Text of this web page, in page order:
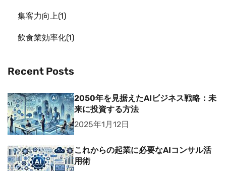
集客力向上 1
飲食業効率化 1
Recent Posts
2050年を見据えたAIビジネス戦略：未
来に投資する方法
2025年1月12日
これからの起業に必要なAIコンサル活
用術